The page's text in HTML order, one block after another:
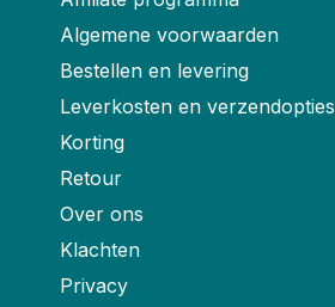
Algemene voorwaarden
Bestellen en levering
Leverkosten en verzendopties
Korting
Retour
Over ons
Klachten
Privacy